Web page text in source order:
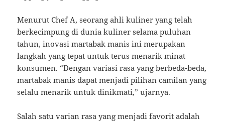
Menurut Chef A, seorang ahli kuliner yang telah
berkecimpung di dunia kuliner selama puluhan
tahun, inovasi martabak manis ini merupakan
langkah yang tepat untuk terus menarik minat
konsumen. “Dengan variasi rasa yang berbeda-beda,
martabak manis dapat menjadi pilihan camilan yang
selalu menarik untuk dinikmati,” ujarnya.
Salah satu varian rasa yang menjadi favorit adalah